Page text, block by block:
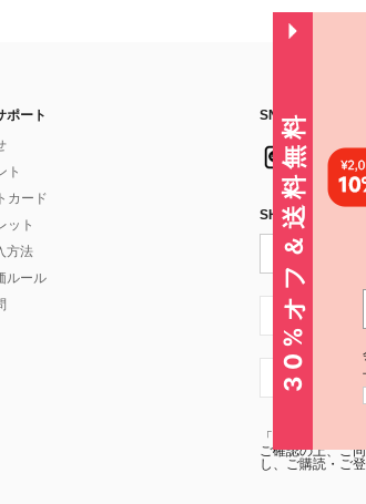
ポート
ト
カード
ット
方法
ルール
SNSフォローは
SHEIN STYLE
JP + 81
JP + 81
「SHEIN STYLE
ご確認の上、ご
し、ご購読・ご
30%オフ＆送料無料